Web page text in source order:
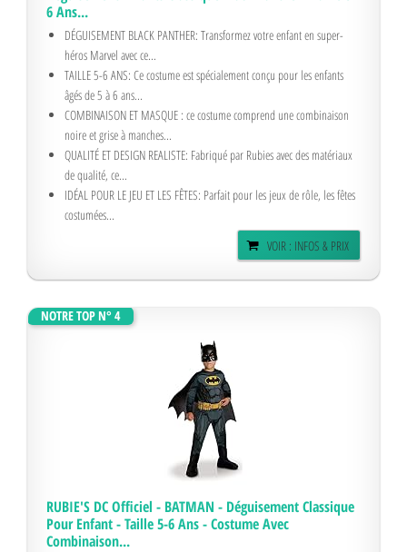
6 Ans...
DÉGUISEMENT BLACK PANTHER: Transformez votre enfant en super-
héros Marvel avec ce...
TAILLE 5-6 ANS: Ce costume est spécialement conçu pour les enfants
âgés de 5 à 6 ans...
COMBINAISON ET MASQUE : ce costume comprend une combinaison
noire et grise à manches...
QUALITÉ ET DESIGN REALISTE: Fabriqué par Rubies avec des matériaux
de qualité, ce...
IDÉAL POUR LE JEU ET LES FÊTES: Parfait pour les jeux de rôle, les fêtes
costumées...
VOIR : INFOS & PRIX
NOTRE TOP N° 4
RUBIE'S DC Officiel - BATMAN - Déguisement Classique
Pour Enfant - Taille 5-6 Ans - Costume Avec
Combinaison...